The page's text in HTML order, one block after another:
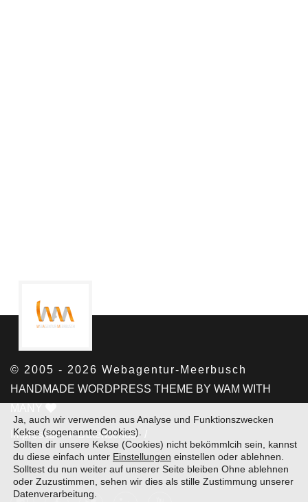
Ja, auch wir verwenden aus Analyse und Funktionszwecken
Kekse (sogenannte Cookies).
Sollten dir unsere Kekse (Cookies) nicht bekömmlcih sein, kannst
du diese einfach unter Einstellungen einstellen oder ablehnen.
Solltest du nun weiter auf unserer Seite bleiben Ohne ablehnen
oder Zuzustimmen, sehen wir dies als stille Zustimmung unserer
Datenverarbeitung.